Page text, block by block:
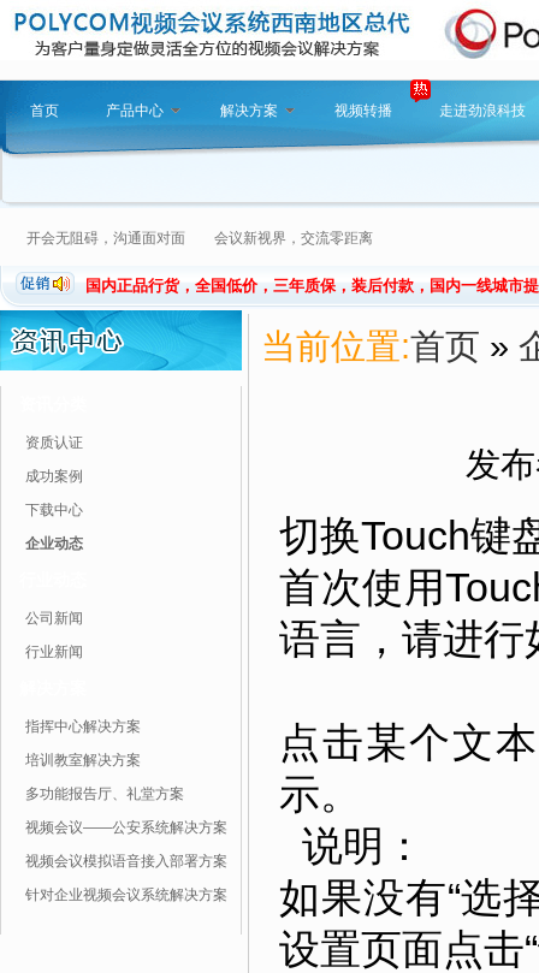
首页 产品中心 解决方案 视频转播 走进劲浪科技
开会无阻碍，沟通面对面 会议新视界，交流零距离
国内正品行货，全国低价，三年质保，装后付款，国内一线城市
资质认证
成功案例
下载中心
企业动态
公司新闻
行业新闻
指挥中心解决方案
培训教室解决方案
多功能报告厅、礼堂方案
视频会议——公安系统解决方案
视频会议模拟语音接入部署方案
针对企业视频会议系统解决方案
当前位置:首页 »
发
切换Touch键
首次使用
语言，请进行
点击某个文
示。
说明：
如果没有“选
设置页面点击